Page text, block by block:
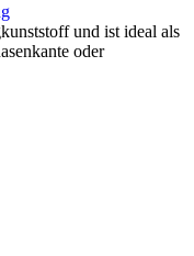
und ist ideal als
oder